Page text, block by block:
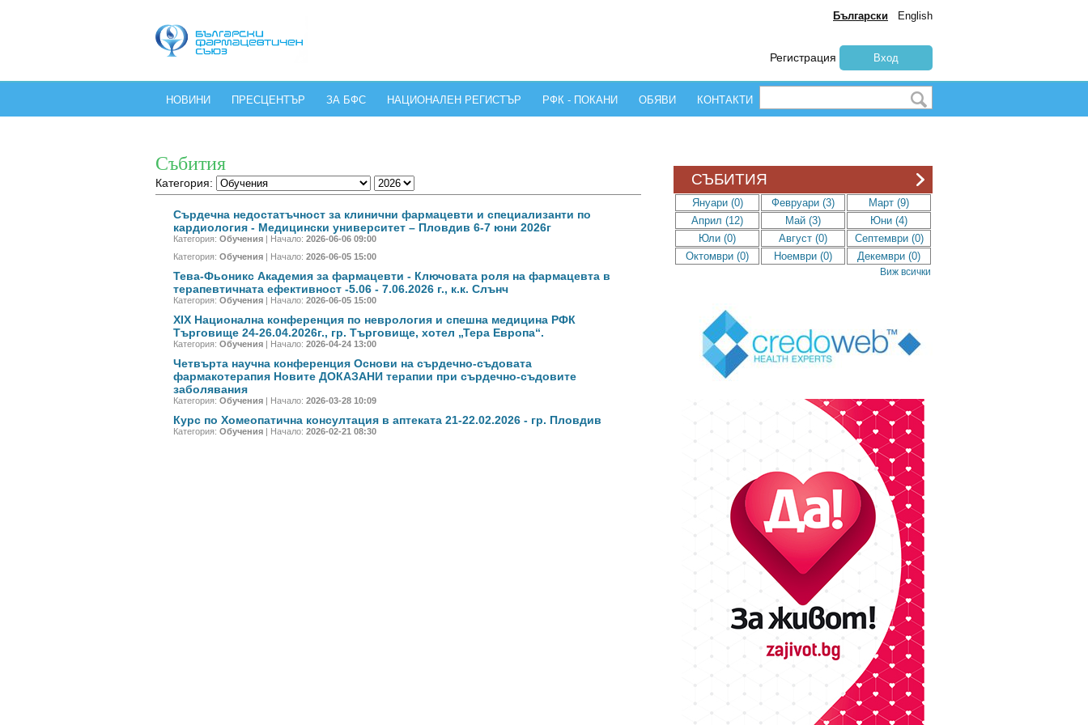
Български English
Регистрация Вход
НОВИНИ ПРЕСЦЕНТЪР ЗА БФС НАЦИОНАЛЕН РЕГИСТЪР РФК - ПОКАНИ ОБЯВИ КОНТАКТИ
Събития
Категория:
Сърдечна недостатъчност за клинични фармацевти и специализанти по
кардиология - Медицински университет – Пловдив 6-7 юни 2026г
Категория: Обучения | Начало: 2026-06-06 09:00
Категория: Обучения | Начало: 2026-06-05 15:00
Тева-Фьоникс Академия за фармацевти - Ключовата роля на фармацевта в
терапевтичната ефективност -5.06 - 7.06.2026 г., к.к. Слънч
Категория: Обучения | Начало: 2026-06-05 15:00
XIX Национална конференция по неврология и спешна медицина РФК
Търговище 24-26.04.2026г., гр. Търговище, хотел „Тера Европа“.
Категория: Обучения | Начало: 2026-04-24 13:00
Четвърта научна конференция Основи на сърдечно-съдовата
фармакотерапия Новите ДОКАЗАНИ терапии при сърдечно-съдовите
заболявания
Категория: Обучения | Начало: 2026-03-28 10:09
Курс по Хомеопатична консултация в аптеката 21-22.02.2026 - гр. Пловдив
Категория: Обучения | Начало: 2026-02-21 08:30
СЪБИТИЯ
Януари (0) Февруари (3)
Март (9)
Април (12)
Май (3)
Юни (4)
Юли (0)
Август (0)
Септември (0)
Октомври (0)
Ноември (0) Декември (0)
Виж всички